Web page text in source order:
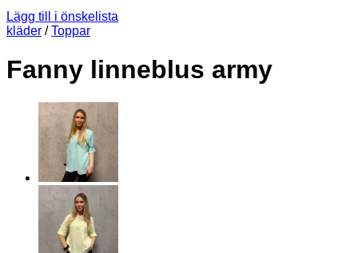
Lägg till i önskelista
kläder / Toppar
Fanny linneblus army